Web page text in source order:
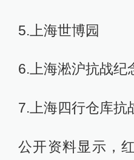
5.上海世博园
6.上海淞沪抗战纪
7.上海四行仓库抗
公开资料显示，